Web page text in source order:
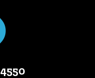
4550 824 514 1 +